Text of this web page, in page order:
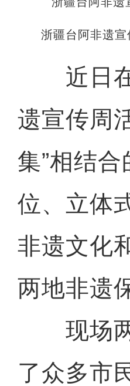
浙疆台阿非遗
近日在
遗宣传周
集”相结
位、立体
非遗文化
两地非遗
现场两
了众多市